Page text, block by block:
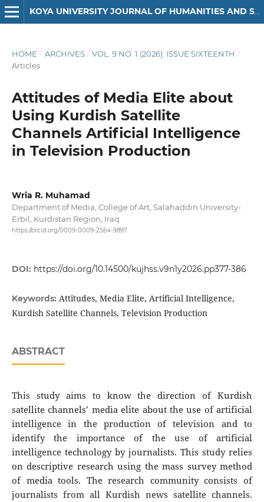
KOYA UNIVERSITY JOURNAL OF HUMANITIES AND SOCIAL SCIENCES
HOME / ARCHIVES / VOL. 9 NO. 1 (2026): ISSUE SIXTEENTH /
Articles
Attitudes of Media Elite about
Using Kurdish Satellite
Channels Artificial Intelligence
in Television Production
Wria R. Muhamad
Department of Media, College of Art, Salahaddin University-
Erbil, Kurdistan Region, Iraq
https://orcid.org/0009-0009-2564-9897
DOI: https://doi.org/10.14500/kujhss.v9n1y2026.pp377-386
Keywords: Attitudes, Media Elite, Artificial Intelligence,
Kurdish Satellite Channels, Television Production
ABSTRACT
This study aims to know the direction of Kurdish
satellite channels’ media elite about the use of artificial
intelligence in the production of television and to
identify the importance of the use of artificial
intelligence technology by journalists. This study relies
on descriptive research using the mass survey method
of media tools. The research community consists of
journalists from all Kurdish news satellite channels.